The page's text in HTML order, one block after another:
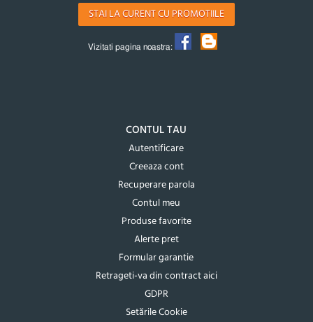
STAI LA CURENT CU PROMOTIILE
Vizitati pagina noastra:
CONTUL TAU
Autentificare
Creeaza cont
Recuperare parola
Contul meu
Produse favorite
Alerte pret
Formular garantie
Retrageti-va din contract aici
GDPR
Setările Cookie